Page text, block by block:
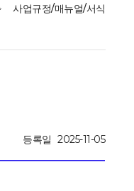
사업규정/매뉴얼/서식
등록일 2025-11-05